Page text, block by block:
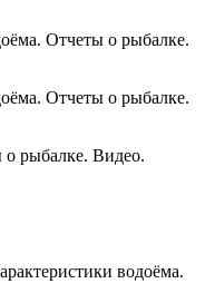
Отчеты о рыбалке.
Отчеты о рыбалке.
о рыбалке. Видео.
водоёма.